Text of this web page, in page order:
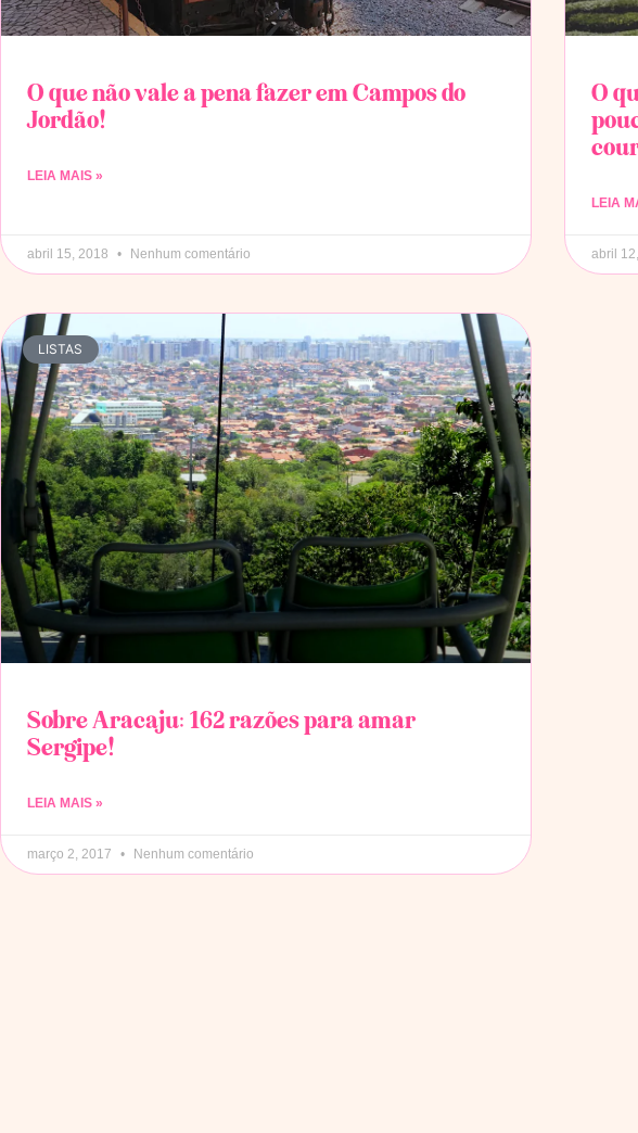
O que não vale a pena fazer em Campos do
Jordão!
LEIA MAIS »
abril 15, 2018 Nenhum comentário
O
LEIA
abril
LISTAS
Sobre Aracaju: 162 razões para amar
Sergipe!
LEIA MAIS »
março 2, 2017 Nenhum comentário